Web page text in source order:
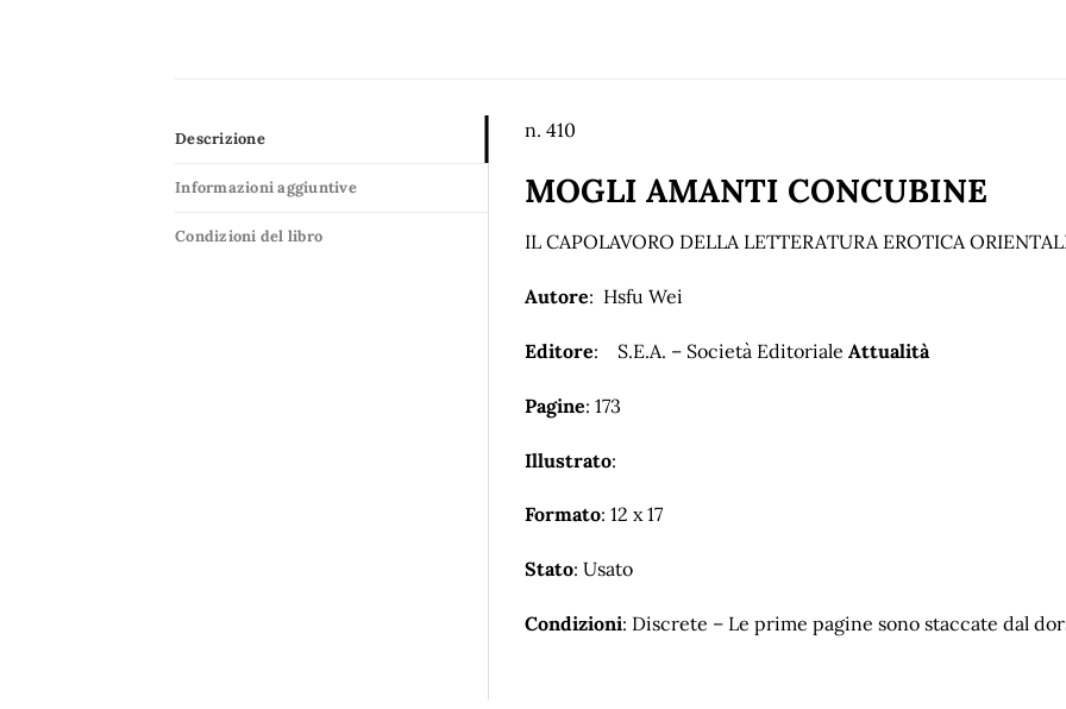
Descrizione
Informazioni aggiuntive
Condizioni del libro
n. 410
MOGLI AMANTI CONCUBINE
IL CAPOLAVORO DELLA LETTERATURA EROTICA
Autore: Hsfu Wei
Editore: S.E.A. – Società Editoriale Attualità
Pagine: 173
Illustrato:
Formato: 12 x 17
Stato: Usato
Condizioni: Discrete – Le prime pagine sono staccate dal